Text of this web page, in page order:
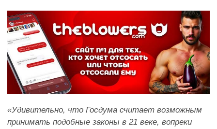
«Удивительно, что Госдума считает возможным
принимать подобные законы в 21 веке, вопреки